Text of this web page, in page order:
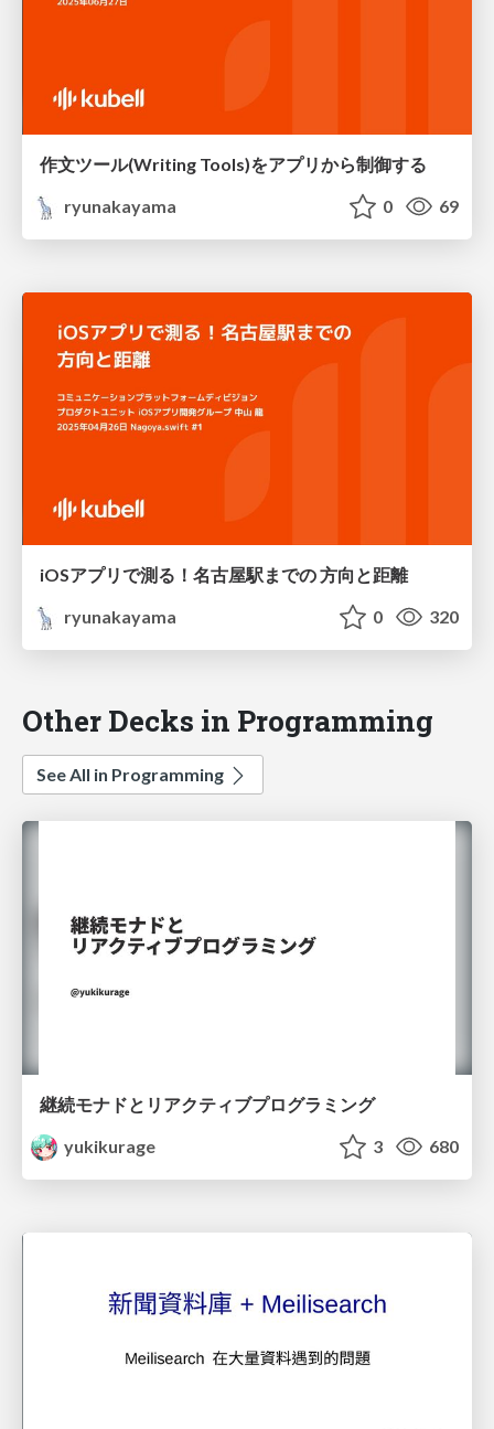
作文ツール(Writing Tools)をアプリから制御する
ryunakayama
0 69
iOSアプリで測る！名古屋駅までの 方向と距離
ryunakayama
0 320
Other Decks in Programming
See All in Programming
継続モナドとリアクティブプログラミング
yukikurage
3 680